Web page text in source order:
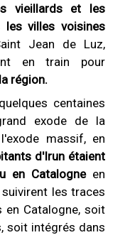
vieillards et les
les villes voisines
Jean de Luz,
en train pour
région.
centaines
exode de la
massif, en
d'Irun étaient
en Catalogneen
les traces
en Catalogne, soit
soit intégrés dans